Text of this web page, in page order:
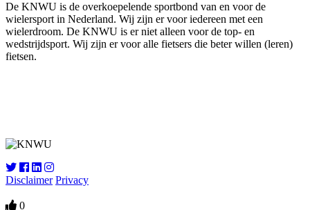
De KNWU is de overkoepelende sportbond van en voor de
wielersport in Nederland. Wij zijn er voor iedereen met een
wielerdroom. De KNWU is er niet alleen voor de top- en
wedstrijdsport. Wij zijn er voor alle fietsers die beter willen (leren)
fietsen.
Disclaimer Privacy
0